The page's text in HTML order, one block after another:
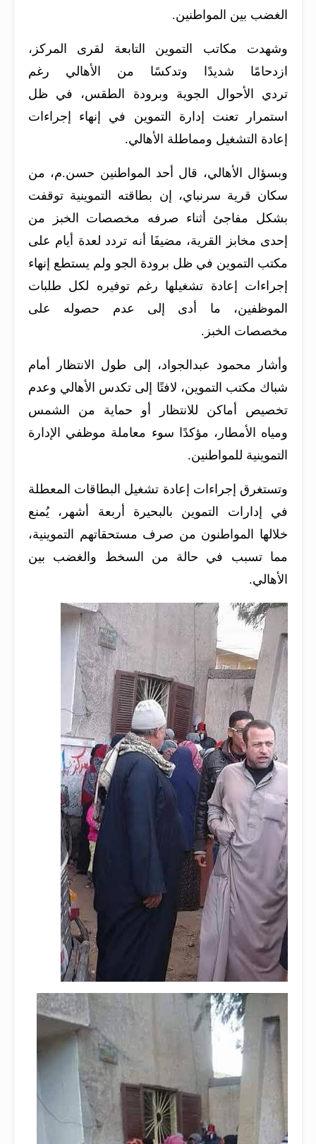
الغضب بين المواطنين.
وشهدت مكاتب التموين التابعة لقرى المركز،
ازدحامًا شديدًا وتدكسًا من الأهالي رغم
تردي الأحوال الجوية وبرودة الطقس، في ظل
استمرار تعنت إدارة التموين في إنهاء إجراءات
إعادة التشغيل ومماطلة الأهالي.
وبسؤال الأهالي، قال أحد المواطنين حسن.م، من
سكان قرية سرنباي، إن بطاقته التموينية توقفت
بشكل مفاجئ أثناء صرفه مخصصات الخبز من
إحدى مخابز القرية، مضيفَا أنه تردد لعدة أيام على
مكتب التموين في ظل برودة الجو ولم يستطع إنهاء
إجراءات إعادة تشغيلها رغم توفيره لكل طلبات
الموظفين، ما أدى إلى عدم حصوله على
مخصصات الخبز.
وأشار محمود عبدالجواد، إلى طول الانتظار أمام
شباك مكتب التموين، لافتًا إلى تكدس الأهالي وعدم
تخصيص أماكن للانتظار أو حماية من الشمس
ومياه الأمطار، مؤكدًا سوء معاملة موظفي الإدارة
التموينية للمواطنين.
وتستغرق إجراءات إعادة تشغيل البطاقات المعطلة
في إدارات التموين بالبحيرة أربعة أشهر، يُمنع
خلالها المواطنون من صرف مستحقاتهم التموينية،
مما تسبب في حالة من السخط والغضب بين
الأهالي.